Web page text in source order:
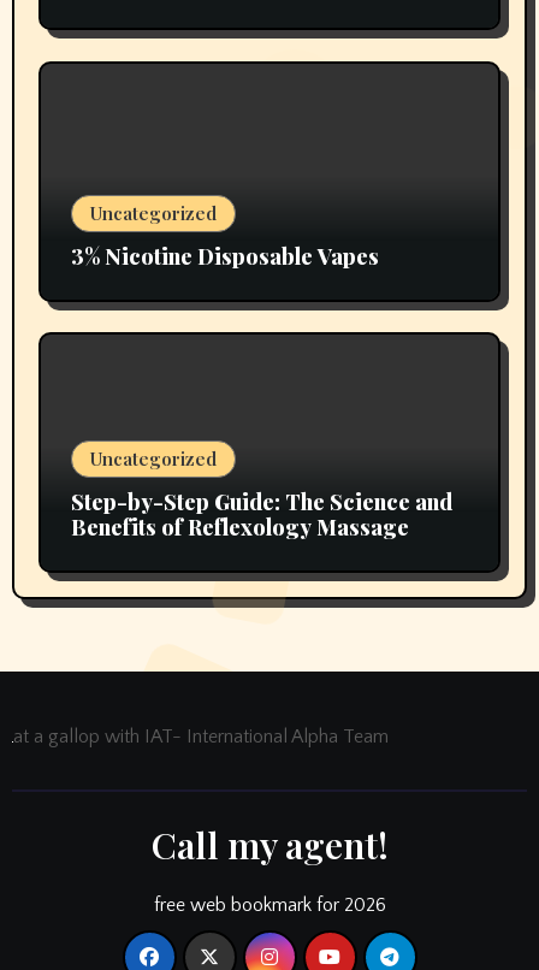
Uncategorized
3% Nicotine Disposable Vapes
Uncategorized
Step-by-Step Guide: The Science and
Benefits of Reflexology Massage
at a gallop with IAT- International Alpha Team
Call my agent!
free web bookmark for 2026